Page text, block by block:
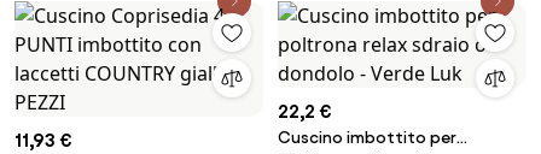
11,93 €
22,2 €
Cuscino imbottito per